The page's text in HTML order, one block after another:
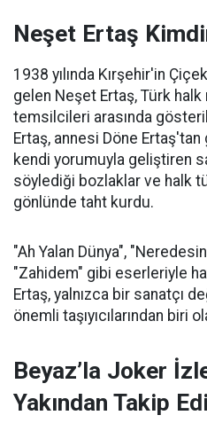
Neşet Ertaş
1938 yılında Kırşehir'in
gelen Neşet Ertaş, Türk
temsilcileri arasında
Ertaş, annesi Döne
kendi yorumuyla geliştiren
söylediği bozlaklar ve halk
gönlünde taht kurdu.
"Ah Yalan Dünya",
"Zahidem" gibi eserleriyle
Ertaş, yalnızca bir sanatçı
önemli taşıyıcılarından biri
Beyaz’la Joker
Yakından Takip